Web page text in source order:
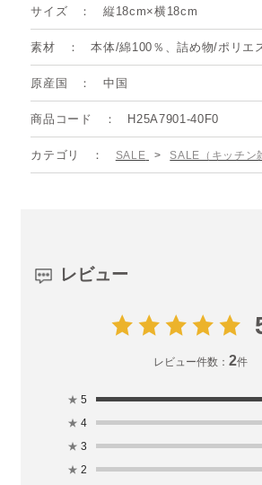
サイズ 縦18cm×横18cm
素材 本体/綿100％、詰め物/ポリエ
原産国 中国
商品コード H25A7901-40F0
カテゴリ SALE > SALE（キッチン
レビュー
レビュー件数：2件
★ 5
★ 4
★ 3
★ 2